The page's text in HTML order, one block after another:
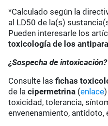
*Calculado según la
al LD50 de la(s)
Pueden interesarle los
toxicología de los
¿Sospecha de intoxicación?
Consulte lasfichas
de lacipermetrina (enlace
toxicidad, tolerancia,
envenenamiento, antídoto,